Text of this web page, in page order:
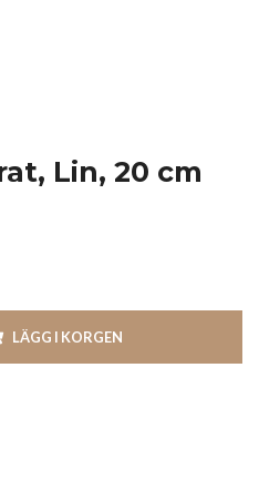
Lin, 20 cm
LÄGG I KORGEN